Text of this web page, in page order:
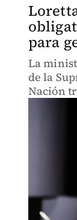
para
La
de la
Nación